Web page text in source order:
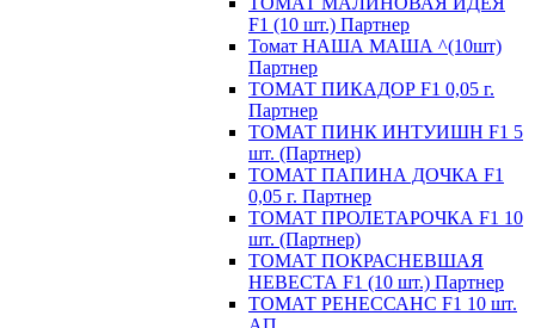
F1 (10 шт.) Партнер
Томат НАША МАША ^(10шт)
Партнер
ТОМАТ ПИКАДОР F1 0,05 г.
Партнер
ТОМАТ ПИНК ИНТУИШН F1 5
шт. (Партнер)
ТОМАТ ПАПИНА ДОЧКА F1
0,05 г. Партнер
ТОМАТ ПРОЛЕТАРОЧКА F1 10
шт. (Партнер)
ТОМАТ ПОКРАСНЕВШАЯ
НЕВЕСТА F1 (10 шт.) Партнер
ТОМАТ РЕНЕССАНС F1 10 шт.